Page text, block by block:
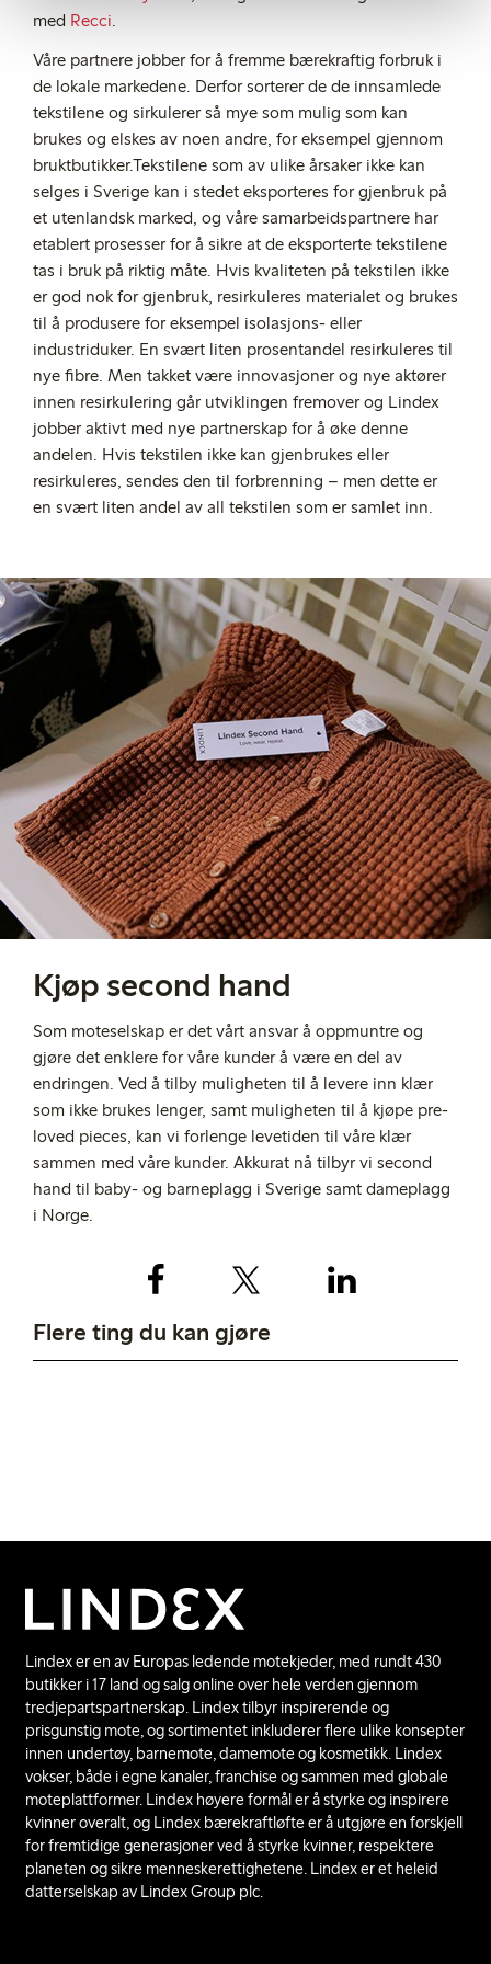
med Recci.
Våre partnere jobber for å fremme bærekraftig forbruk i
de lokale markedene. Derfor sorterer de de innsamlede
tekstilene og sirkulerer så mye som mulig som kan
brukes og elskes av noen andre, for eksempel gjennom
bruktbutikker.Tekstilene som av ulike årsaker ikke kan
selges i Sverige kan i stedet eksporteres for gjenbruk på
et utenlandsk marked, og våre samarbeidspartnere har
etablert prosesser for å sikre at de eksporterte tekstilene
tas i bruk på riktig måte. Hvis kvaliteten på tekstilen ikke
er god nok for gjenbruk, resirkuleres materialet og brukes
til å produsere for eksempel isolasjons- eller
industriduker. En svært liten prosentandel resirkuleres til
nye fibre. Men takket være innovasjoner og nye aktører
innen resirkulering går utviklingen fremover og Lindex
jobber aktivt med nye partnerskap for å øke denne
andelen. Hvis tekstilen ikke kan gjenbrukes eller
resirkuleres, sendes den til forbrenning – men dette er
en svært liten andel av all tekstilen som er samlet inn.
Kjøp second hand
Som moteselskap er det vårt ansvar å oppmuntre og
gjøre det enklere for våre kunder å være en del av
endringen. Ved å tilby muligheten til å levere inn klær
som ikke brukes lenger, samt muligheten til å kjøpe pre-
loved pieces, kan vi forlenge levetiden til våre klær
sammen med våre kunder. Akkurat nå tilbyr vi second
hand til baby- og barneplagg i Sverige samt dameplagg
i Norge.
Flere ting du kan gjøre
Lindex er en av Europas ledende motekjeder, med rundt 430
butikker i 17 land og salg online over hele verden gjennom
tredjepartspartnerskap. Lindex tilbyr inspirerende og
prisgunstig mote, og sortimentet inkluderer flere ulike konsepter
innen undertøy, barnemote, damemote og kosmetikk. Lindex
vokser, både i egne kanaler, franchise og sammen med globale
moteplattformer. Lindex høyere formål er å styrke og inspirere
kvinner overalt, og Lindex bærekraftløfte er å utgjøre en forskjell
for fremtidige generasjoner ved å styrke kvinner, respektere
planeten og sikre menneskerettighetene. Lindex er et heleid
datterselskap av Lindex Group plc.